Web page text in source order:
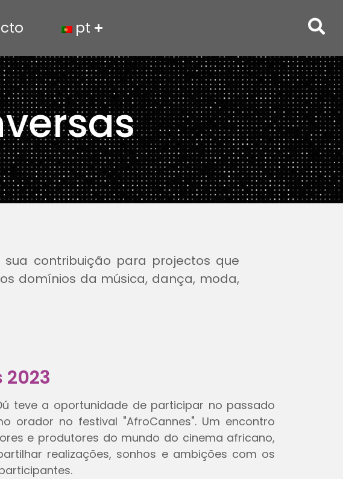
pt
contribuição para projectos que
domínios da música, dança, moda,
teve a oportunidade de participar no passado
orador no festival "AfroCannes". Um encontro
e produtores do mundo do cinema africano,
realizações, sonhos e ambições com os